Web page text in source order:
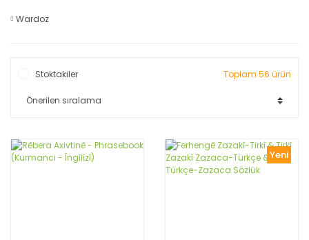
Wardoz
Stoktakiler Toplam 56 ürün
Yeni